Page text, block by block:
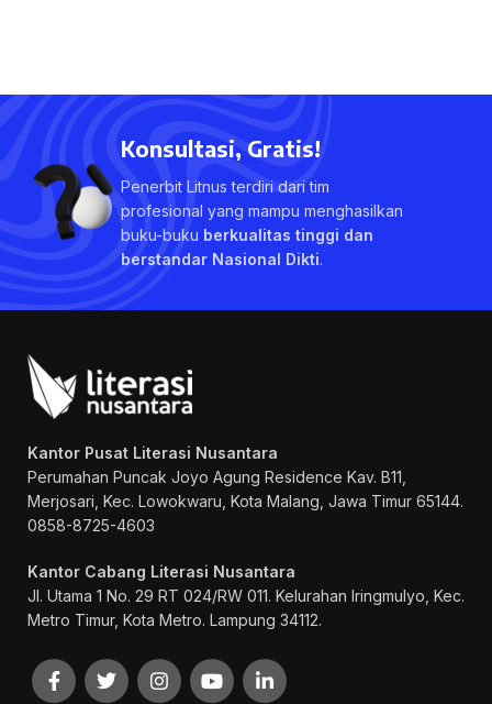
Konsultasi, Gratis!
Penerbit Litnus terdiri dari tim
profesional yang mampu menghasilkan
buku-buku berkualitas tinggi dan
berstandar Nasional Dikti.
Kantor Pusat Literasi Nusantara
Perumahan Puncak Joyo Agung Residence Kav. B11,
Merjosari, Kec. Lowokwaru, Kota Malang, Jawa Timur 65144.
0858-8725-4603
Kantor Cabang Literasi Nusantara
Jl. Utama 1 No. 29 RT 024/RW 011. Kelurahan Iringmulyo, Kec.
Metro Timur, Kota Metro. Lampung 34112.